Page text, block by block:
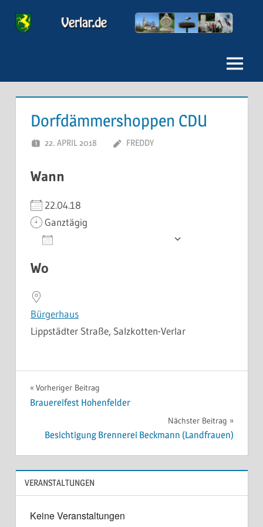
Inhalt
Verlar
Menu
Dorfdämmershoppen CDU
22. APRIL 2018 FREDDY
Wann
22.04.18
Ganztägig
Wo
Bürgerhaus
Lippstädter Straße, Salzkotten-Verlar
Beitragsnavigation
Vorheriger Beitrag
Brauereifest Hohenfelder
Nächster Beitrag
Besichtigung Brennerei Beckmann (Landfrauen)
VERANSTALTUNGEN
Keine Veranstaltungen